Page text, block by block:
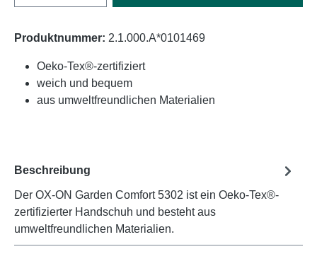
Produktnummer: 2.1.000.A*0101469
Oeko-Tex®-zertifiziert
weich und bequem
aus umweltfreundlichen Materialien
Beschreibung
Der OX-ON Garden Comfort 5302 ist ein Oeko-Tex®-
zertifizierter Handschuh und besteht aus
umweltfreundlichen Materialien.